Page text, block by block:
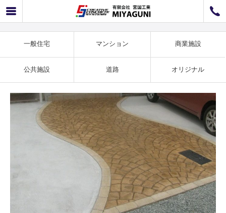
072-726-7676
お問い合わせ 工事のお見積もり
一般住宅事例 色のチョイスにこだわった施工例 SS-27
一般住宅 マンション 商業施設
公共施設 道路 オリジナル